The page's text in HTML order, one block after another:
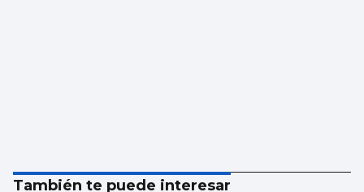
También te puede interesar